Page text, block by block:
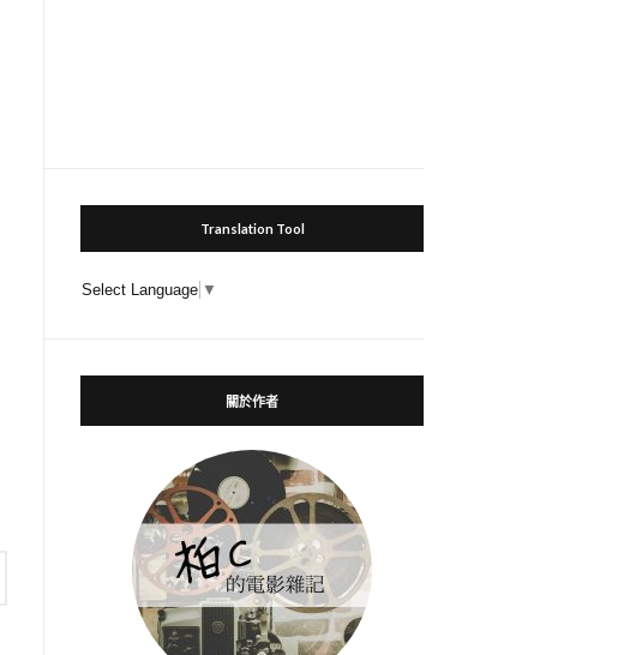
Translation Tool
Select Language ▼
關於作者